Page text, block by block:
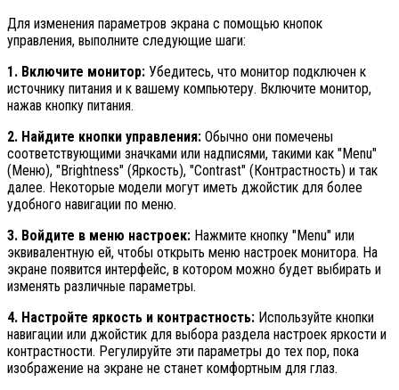
Для изменения параметров экрана с помощью кнопок
управления, выполните следующие шаги:
1. Включите монитор: Убедитесь, что монитор подключен к
источнику питания и к вашему компьютеру. Включите монитор,
нажав кнопку питания.
2. Найдите кнопки управления: Обычно они помечены
соответствующими значками или надписями, такими как "Menu"
(Меню), "Brightness" (Яркость), "Contrast" (Контрастность) и так
далее. Некоторые модели могут иметь джойстик для более
удобного навигации по меню.
3. Войдите в меню настроек: Нажмите кнопку "Menu" или
эквивалентную ей, чтобы открыть меню настроек монитора. На
экране появится интерфейс, в котором можно будет выбирать и
изменять различные параметры.
4. Настройте яркость и контрастность: Используйте кнопки
навигации или джойстик для выбора раздела настроек яркости и
контрастности. Регулируйте эти параметры до тех пор, пока
изображение на экране не станет комфортным для глаз.